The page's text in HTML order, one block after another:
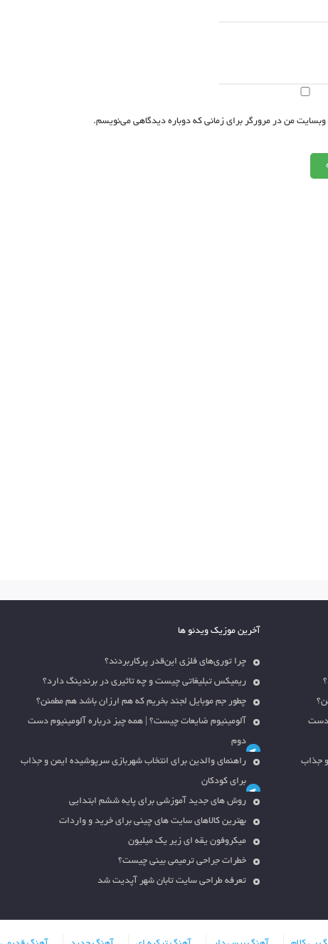
وبسایت من در مرورگر برای زمانی که دوباره دیدگاهی می‌نویسم.
دست
و جذاب
آخرین موزیک ویدئو ها
چرا توری‌های فلزی این‌قدر پرکاربردند؟
ریمیکس تبلیغاتی چیست و چه تاثیری در برندینگ دارد؟
چطور جم موبایل لجند بخریم که هم ارزان باشد هم مطمئن؟
آلومینیوم ضایعات چیست؟ | همه چیز درباره آلومینیوم دست
دوم
راهنمای والدین برای انتخاب شهربازی سرپوشیده ایمن و جذاب
برای کودکان
روش های جدید آموزشی برای پایه ششم ابتدایی
بهترین کالاهای سایت های چینی برای خرید و واردات
میکروفون یقه ای زیر یک میلیون
خطرات جراحی ترمیمی بینی چیست؟
تعرفه طراحی سایت تابان شهر آپدیت شد